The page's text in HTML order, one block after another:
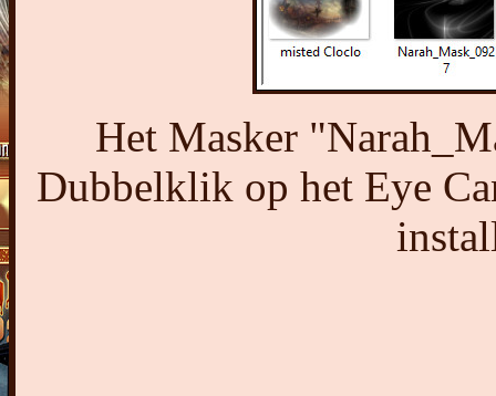
Het Masker
Dubbelklik op het Eye